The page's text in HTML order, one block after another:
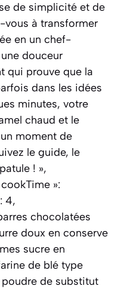
de simplicité et de
vous à transformer
en un chef-
douceur
qui prouve que la
dans les idées
minutes, votre
chaud et le
moment de
le guide, le
! »,
»:
4,
chocolatées
doux en conserve
sucre en
de blé type
de substitut